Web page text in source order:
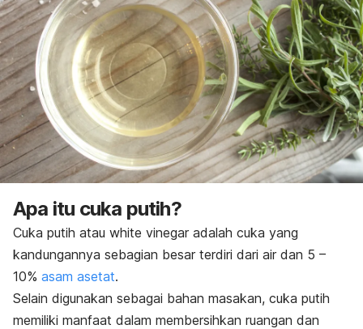
Apa itu cuka putih?
Cuka putih atau white vinegar adalah cuka yang
kandungannya sebagian besar terdiri dari air dan 5 –
10% asam asetat.
Selain digunakan sebagai bahan masakan, cuka putih
memiliki manfaat dalam membersihkan ruangan dan